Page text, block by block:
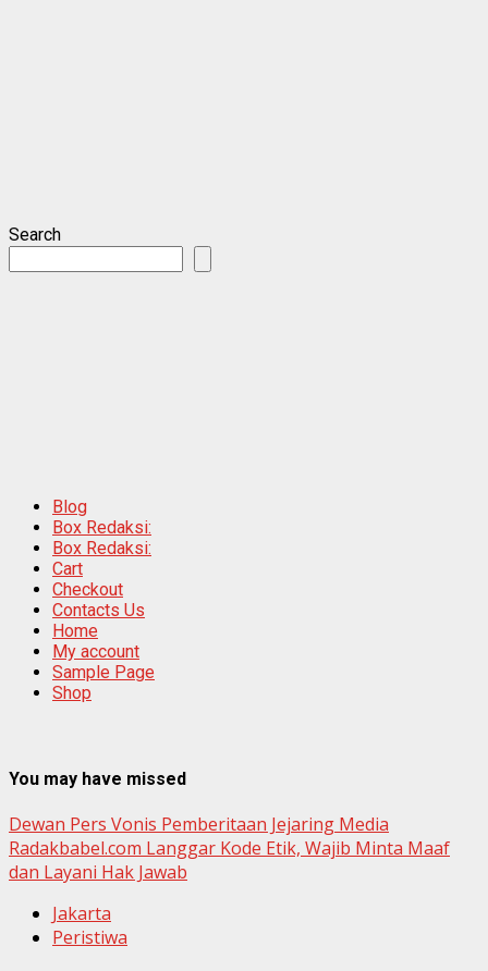
Search
Blog
Box Redaksi:
Box Redaksi:
Cart
Checkout
Contacts Us
Home
My account
Sample Page
Shop
You may have missed
Dewan Pers Vonis Pemberitaan Jejaring Media
Radakbabel.com Langgar Kode Etik, Wajib Minta Maaf
dan Layani Hak Jawab
Jakarta
Peristiwa